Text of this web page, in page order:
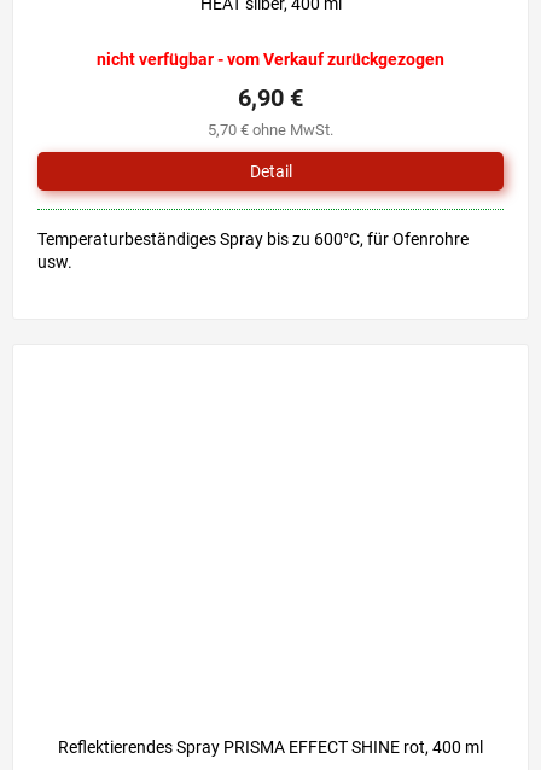
nicht verfügbar - vom Verkauf zurückgezogen
5,70 € ohne MwSt.
6,90 €
Detail
Temperaturbeständiges Spray bis zu 600°C, für Ofenrohre
usw.
Reflektierendes Spray PRISMA EFFECT SHINE rot, 400 ml